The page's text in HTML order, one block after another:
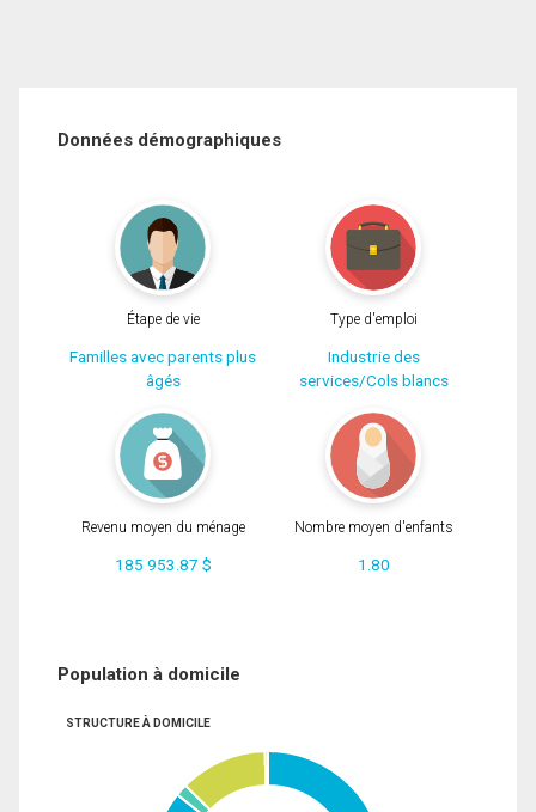
Données démographiques
Étape de vie
Familles avec parents plus
âgés
Type d'emploi
Industrie des
services/Cols blancs
Revenu moyen du ménage
185 953.87 $
Nombre moyen d'enfants
1.80
Population à domicile
STRUCTURE À DOMICILE